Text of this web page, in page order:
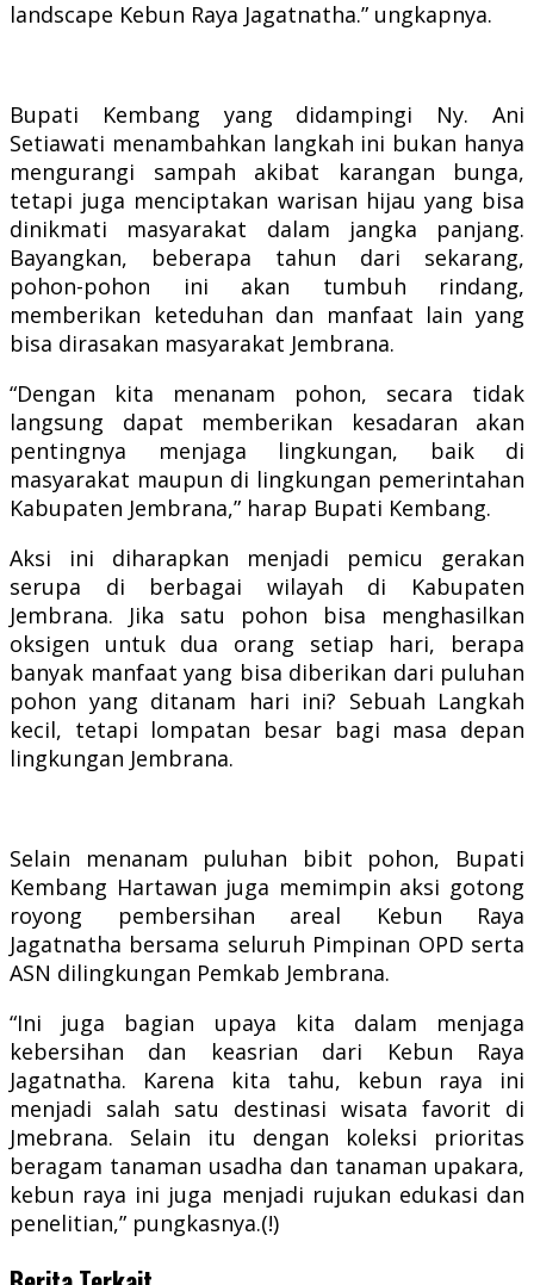
landscape Kebun Raya Jagatnatha.” ungkapnya.
Bupati Kembang yang didampingi Ny. Ani
Setiawati menambahkan langkah ini bukan hanya
mengurangi sampah akibat karangan bunga,
tetapi juga menciptakan warisan hijau yang bisa
dinikmati masyarakat dalam jangka panjang.
Bayangkan, beberapa tahun dari sekarang,
pohon-pohon ini akan tumbuh rindang,
memberikan keteduhan dan manfaat lain yang
bisa dirasakan masyarakat Jembrana.
“Dengan kita menanam pohon, secara tidak
langsung dapat memberikan kesadaran akan
pentingnya menjaga lingkungan, baik di
masyarakat maupun di lingkungan pemerintahan
Kabupaten Jembrana,” harap Bupati Kembang.
Aksi ini diharapkan menjadi pemicu gerakan
serupa di berbagai wilayah di Kabupaten
Jembrana. Jika satu pohon bisa menghasilkan
oksigen untuk dua orang setiap hari, berapa
banyak manfaat yang bisa diberikan dari puluhan
pohon yang ditanam hari ini? Sebuah Langkah
kecil, tetapi lompatan besar bagi masa depan
lingkungan Jembrana.
Selain menanam puluhan bibit pohon, Bupati
Kembang Hartawan juga memimpin aksi gotong
royong pembersihan areal Kebun Raya
Jagatnatha bersama seluruh Pimpinan OPD serta
ASN dilingkungan Pemkab Jembrana.
“Ini juga bagian upaya kita dalam menjaga
kebersihan dan keasrian dari Kebun Raya
Jagatnatha. Karena kita tahu, kebun raya ini
menjadi salah satu destinasi wisata favorit di
Jmebrana. Selain itu dengan koleksi prioritas
beragam tanaman usadha dan tanaman upakara,
kebun raya ini juga menjadi rujukan edukasi dan
penelitian,” pungkasnya.(!)